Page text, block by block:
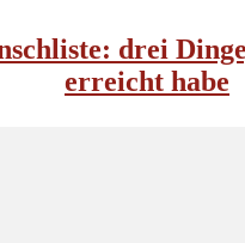
drei
erreicht habe